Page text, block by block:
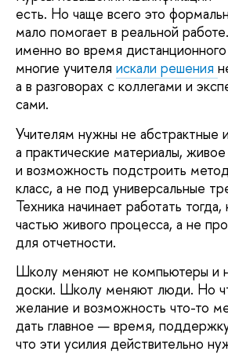
есть. Но чаще всего это
мало помогает в реальной
именно во время
многие учителя искали решения
а в разговорах с коллегами и
сами.
Учителям нужны не абстрактные
а практические материалы,
и возможность подстроить
класс, а не под универсальные
Техника начинает работать тогда,
частью живого процесса, а не
для отчетности.
Школу меняют не компьютеры и
доски. Школу меняют люди. Но
желание и возможность что-то
дать главное — время,
что эти усилия действительно